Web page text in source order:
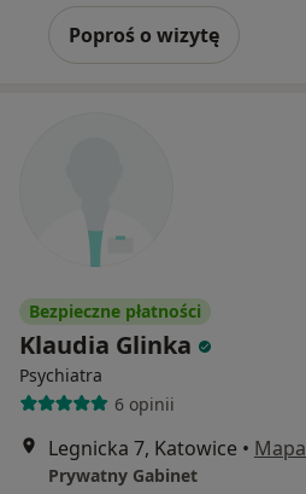
Poproś o wizytę
Bezpieczne płatności
Klaudia Glinka
Psychiatra
6 opinii
Legnicka 7, Katowice • Mapa
Prywatny Gabinet